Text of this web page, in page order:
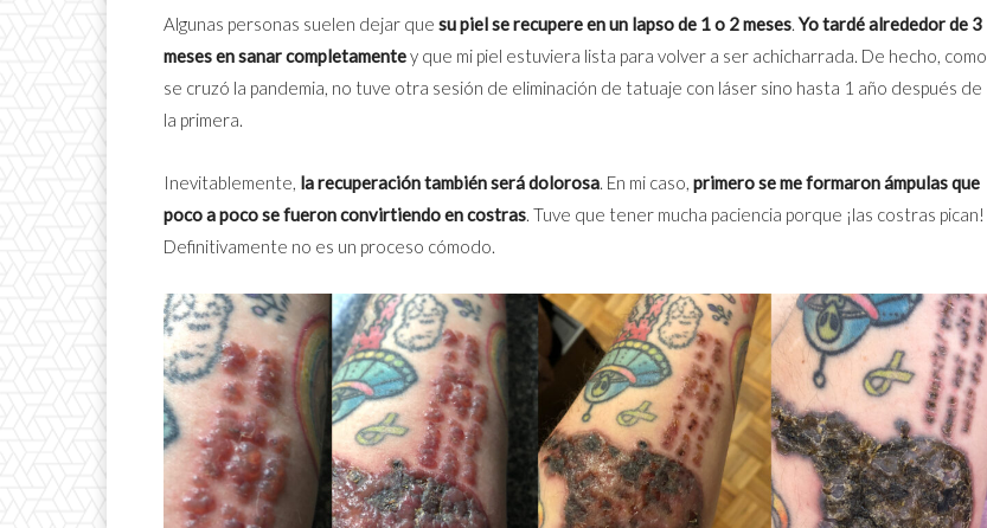
Algunas personas suelen dejar que su piel se recupere en un lapso de 1 o 2 meses.Yo tardé alrededor de 3
meses en sanar completamentey que mi piel estuviera lista para volver a ser achicharrada. De hecho, como
se cruzó la pandemia, no tuve otra sesión de eliminación de tatuaje con láser sino hasta 1 año después de
la primera.
Inevitablemente, la recuperación también será dolorosa. En mi caso, primero se me formaron ámpulas que
poco a poco se fueron convirtiendo en costras. Tuve que tener mucha paciencia porque ¡las costras pican!
Definitivamente no es un proceso cómodo.